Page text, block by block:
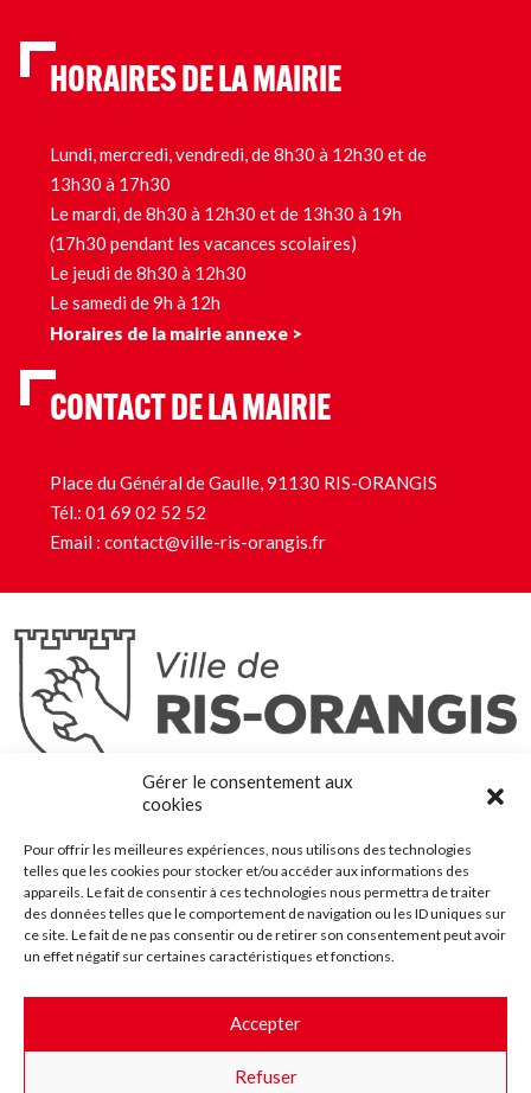
Gérer le consentement aux
cookies
Pour offrir les meilleures expériences, nous utilisons des technologies
telles que les cookies pour stocker et/ou accéder aux informations des
appareils. Le fait de consentir à ces technologies nous permettra de traiter
des données telles que le comportement de navigation ou les ID uniques sur
ce site. Le fait de ne pas consentir ou de retirer son consentement peut avoir
un effet négatif sur certaines caractéristiques et fonctions.
Accepter
Refuser
HORAIRES DE LA MAIRIE
Lundi, mercredi, vendredi, de 8h30 à 12h30 et de
13h30 à 17h30
Le mardi, de 8h30 à 12h30 et de 13h30 à 19h
(17h30 pendant les vacances scolaires)
Le jeudi de 8h30 à 12h30
Le samedi de 9h à 12h
Horaires de la mairie annexe >
CONTACT DE LA MAIRIE
Place du Général de Gaulle, 91130 RIS-ORANGIS
Tél.: 01 69 02 52 52
Email : contact@ville-ris-orangis.fr
Ris-Orangis
@2022 — Tous droits réservés
Plan du site
Contact
Accessibilité
Crédits
Les marchés publics
Suggestions & Améliorations